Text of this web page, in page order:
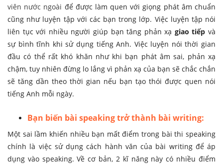
viên nước ngoài để được làm quen với giọng phát âm chuẩn
cũng như luyện tập với các bạn trong lớp. Việc luyện tập nói
liên tục với nhiều người giúp bạn tăng phản xạ giao tiếp và
sự bình tĩnh khi sử dụng tiếng Anh. Việc luyện nói thời gian
đầu có thể rất khó khăn như khi bạn phát âm sai, phản xạ
chậm, tuy nhiên đừng lo lắng vì phản xạ của bạn sẽ chắc chắn
sẽ tăng dần theo thời gian nếu bạn tạo thói được quen nói
tiếng Anh mỗi ngày.
Bạn biến bài speaking trở thành bài writing:
Một sai lầm khiến nhiều bạn mất điểm trong bài thi speaking
chính là việc sử dụng cách hành văn của bài writing để áp
dụng vào speaking. Về cơ bản, 2 kĩ năng này có nhiều điểm